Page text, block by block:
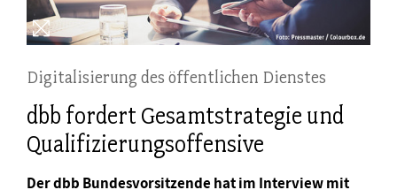
Digitalisierung des öffentlichen Dienstes
dbb fordert Gesamtstrategie und
Qualifizierungsoffensive
Der dbb Bundesvorsitzende hat im Interview mit